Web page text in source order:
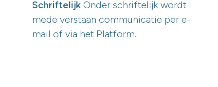
Schriftelijk Onder schriftelijk wordt
mede verstaan communicatie per e-
mail of via het Platform.